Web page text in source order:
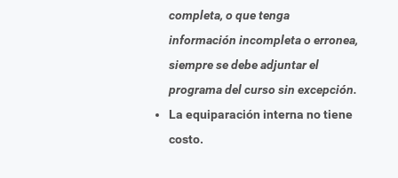
completa, o que tenga
información incompleta o erronea,
siempre se debe adjuntar el
programa del curso sin excepción.
La equiparación interna no tiene
costo.